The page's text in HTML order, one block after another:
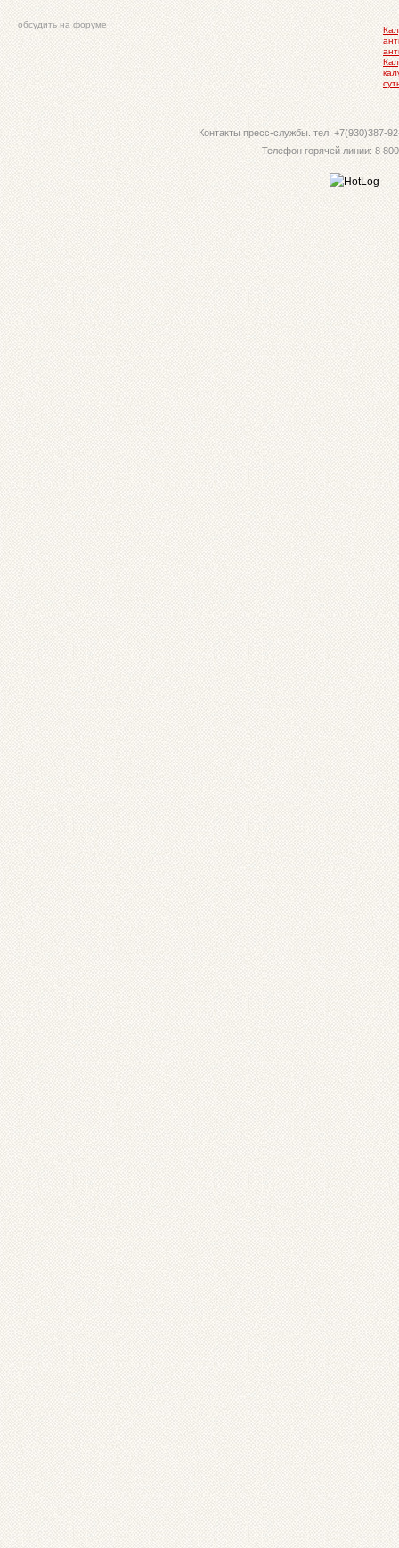
обсудить на форуме
Контакты пресс-службы. тел: +7(930)387-
Телефон горячей линии: 8